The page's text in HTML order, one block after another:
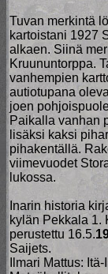
Tuvan merkintä
kartoistani 1927
alkaen. Siinä
Kruununtorppa.
vanhempien
autiotupana
joen
Paikalla vanhan
lisäksi kaksi
pihakentällä.
viimevuodet
lukossa.
Inarin historia
kylän Pekkala 1.
perustettu 16.5.
Saijets.
Ilmari Mattus: